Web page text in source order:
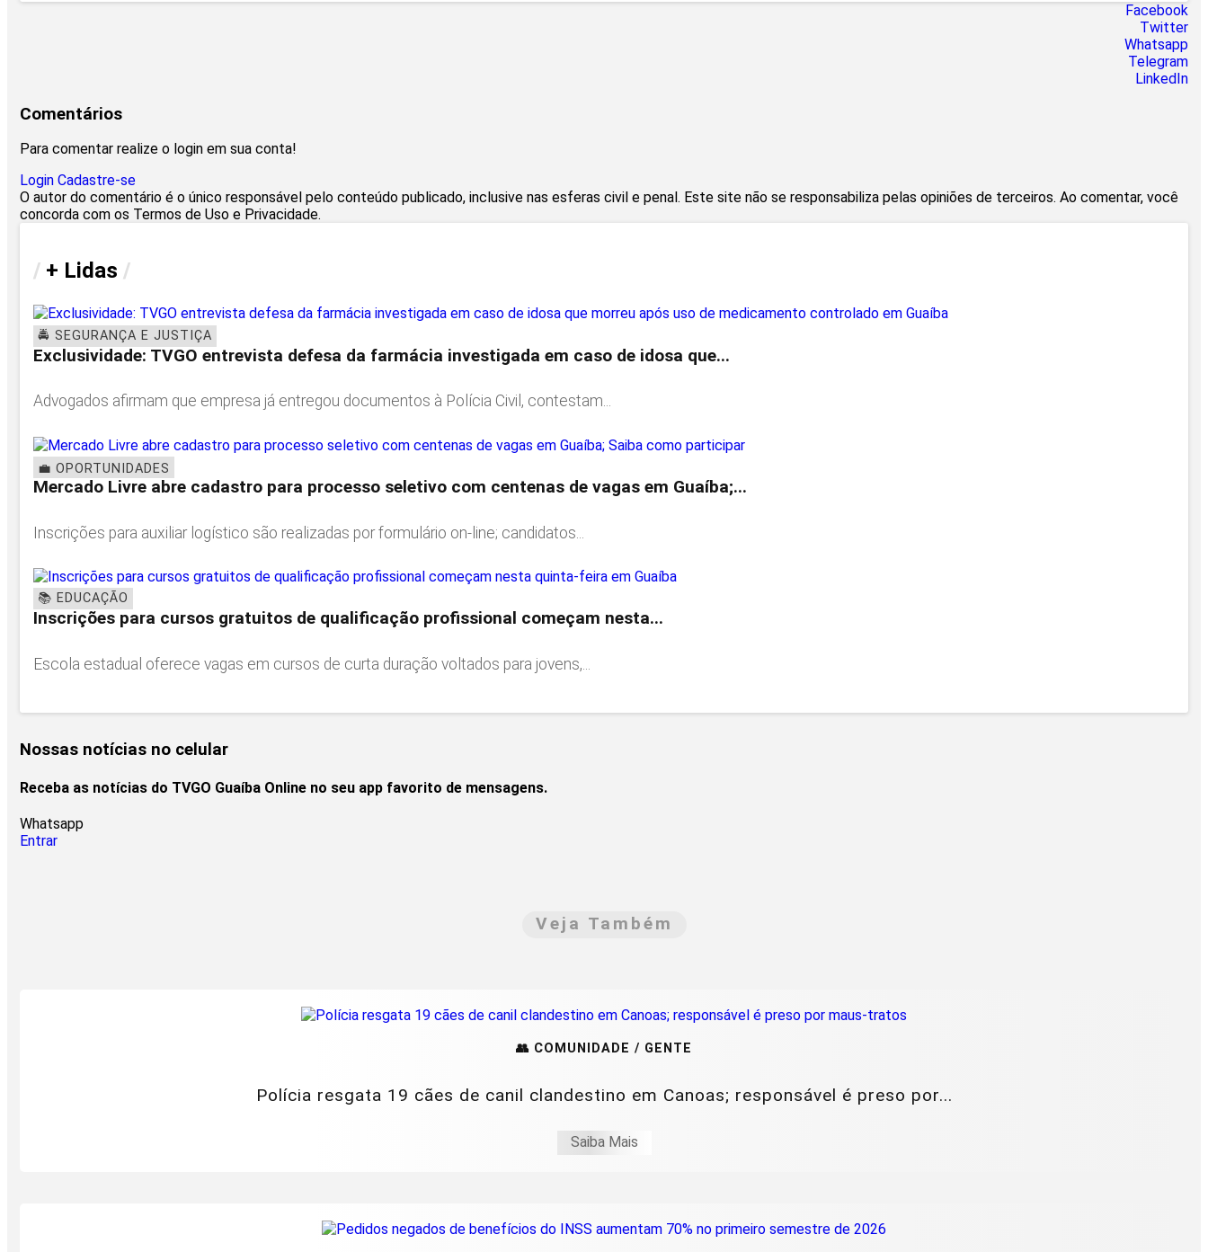
Facebook
Twitter
Whatsapp
Telegram
LinkedIn
Comentários
Para comentar realize o login em sua conta!
Login Cadastre-se
O autor do comentário é o único responsável pelo conteúdo publicado, inclusive nas esferas civil e penal. Este site não se responsabiliza pelas opiniões de terceiros. Ao comentar, você
concorda com os Termos de Uso e Privacidade.
/ + Lidas /
🚔 SEGURANÇA E JUSTIÇA
Exclusividade: TVGO entrevista defesa da farmácia investigada em caso de idosa que...
Advogados afirmam que empresa já entregou documentos à Polícia Civil, contestam...
💼 OPORTUNIDADES
Mercado Livre abre cadastro para processo seletivo com centenas de vagas em Guaíba;...
Inscrições para auxiliar logístico são realizadas por formulário on-line; candidatos...
📚 EDUCAÇÃO
Inscrições para cursos gratuitos de qualificação profissional começam nesta...
Escola estadual oferece vagas em cursos de curta duração voltados para jovens,...
Nossas notícias no celular
Receba as notícias do TVGO Guaíba Online no seu app favorito de mensagens.
Whatsapp
Entrar
Veja Também
👥 COMUNIDADE / GENTE
Polícia resgata 19 cães de canil clandestino em Canoas; responsável é preso por...
Saiba Mais